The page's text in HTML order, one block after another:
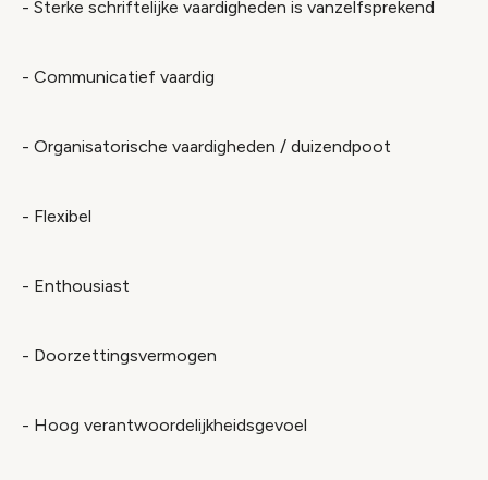
- Sterke schriftelijke vaardigheden is vanzelfsprekend
- Communicatief vaardig
- Organisatorische vaardigheden / duizendpoot
- Flexibel
- Enthousiast
- Doorzettingsvermogen
- Hoog verantwoordelijkheidsgevoel